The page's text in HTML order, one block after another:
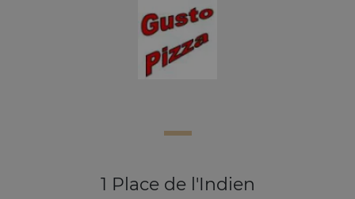
1 Place de l'Indien